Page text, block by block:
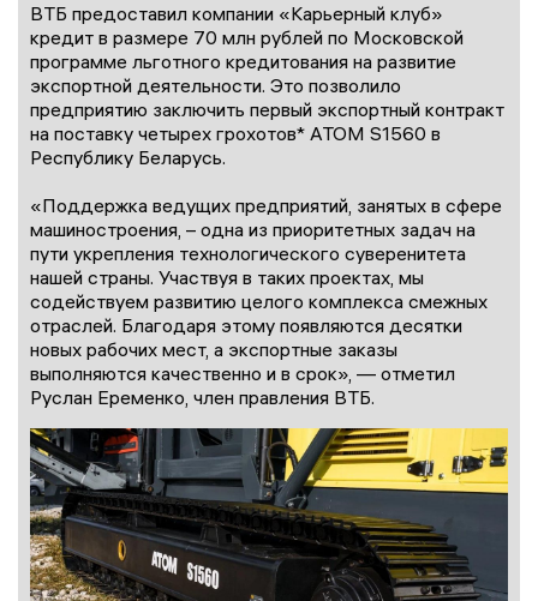
ВТБ предоставил компании «Карьерный клуб»
кредит в размере 70 млн рублей по Московской
программе льготного кредитования на развитие
экспортной деятельности. Это позволило
предприятию заключить первый экспортный контракт
на поставку четырех грохотов* АТОМ S1560 в
Республику Беларусь.
«Поддержка ведущих предприятий, занятых в сфере
машиностроения, – одна из приоритетных задач на
пути укрепления технологического суверенитета
нашей страны. Участвуя в таких проектах, мы
содействуем развитию целого комплекса смежных
отраслей. Благодаря этому появляются десятки
новых рабочих мест, а экспортные заказы
выполняются качественно и в срок», — отметил
Руслан Еременко, член правления ВТБ.